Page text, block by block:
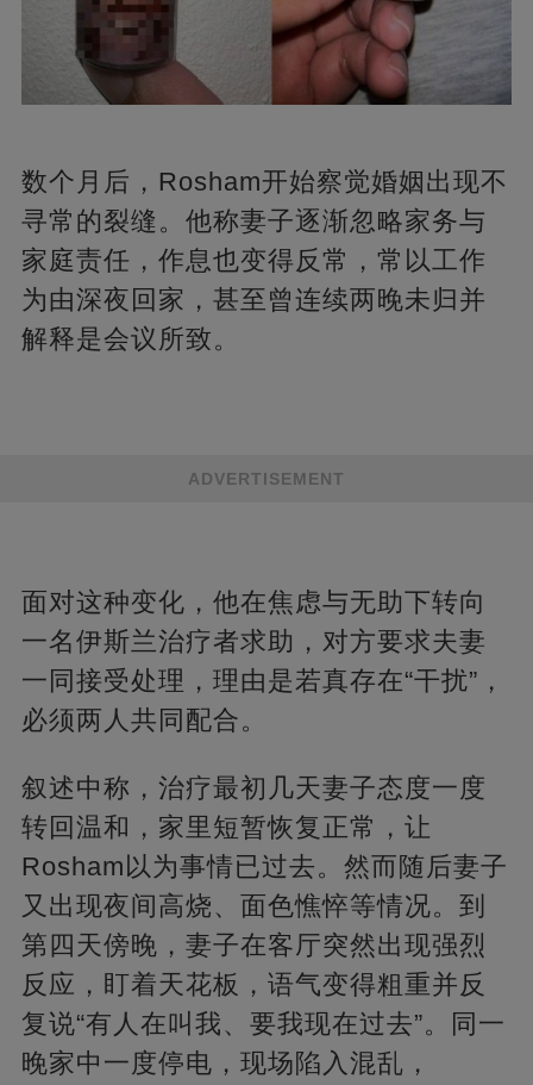
数个月后，Rosham开始察觉婚姻出现不
寻常的裂缝。他称妻子逐渐忽略家务与
家庭责任，作息也变得反常，常以工作
为由深夜回家，甚至曾连续两晚未归并
解释是会议所致。
ADVERTISEMENT
面对这种变化，他在焦虑与无助下转向
一名伊斯兰治疗者求助，对方要求夫妻
一同接受处理，理由是若真存在“干扰”，
必须两人共同配合。
叙述中称，治疗最初几天妻子态度一度
转回温和，家里短暂恢复正常，让
Rosham以为事情已过去。然而随后妻子
又出现夜间高烧、面色憔悴等情况。到
第四天傍晚，妻子在客厅突然出现强烈
反应，盯着天花板，语气变得粗重并反
复说“有人在叫我、要我现在过去”。同一
晚家中一度停电，现场陷入混乱，